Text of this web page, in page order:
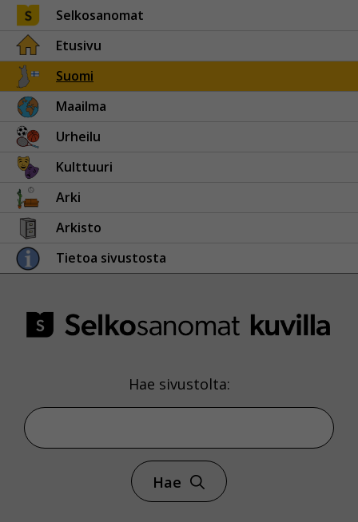
Selkosanomat
Etusivu
Suomi
Maailma
Urheilu
Kulttuuri
Arki
Arkisto
Tietoa sivustosta
Hae sivustolta:
Hae